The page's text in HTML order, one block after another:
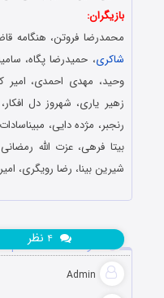
بازیگران:
محمدرضا فروتن، هنگامه
شاکری، حمیدرضا پگاه،
وحید، مهدی احمدی، امیر
زهیر یاری، شهروز دل
رنجبر، مژده دایی،
بیتا فرهی، عزت الله
شیرین بینا، رضا رویگری،
دانلود قسمت 8 هشتم سریال جزیره
Admin
نظر